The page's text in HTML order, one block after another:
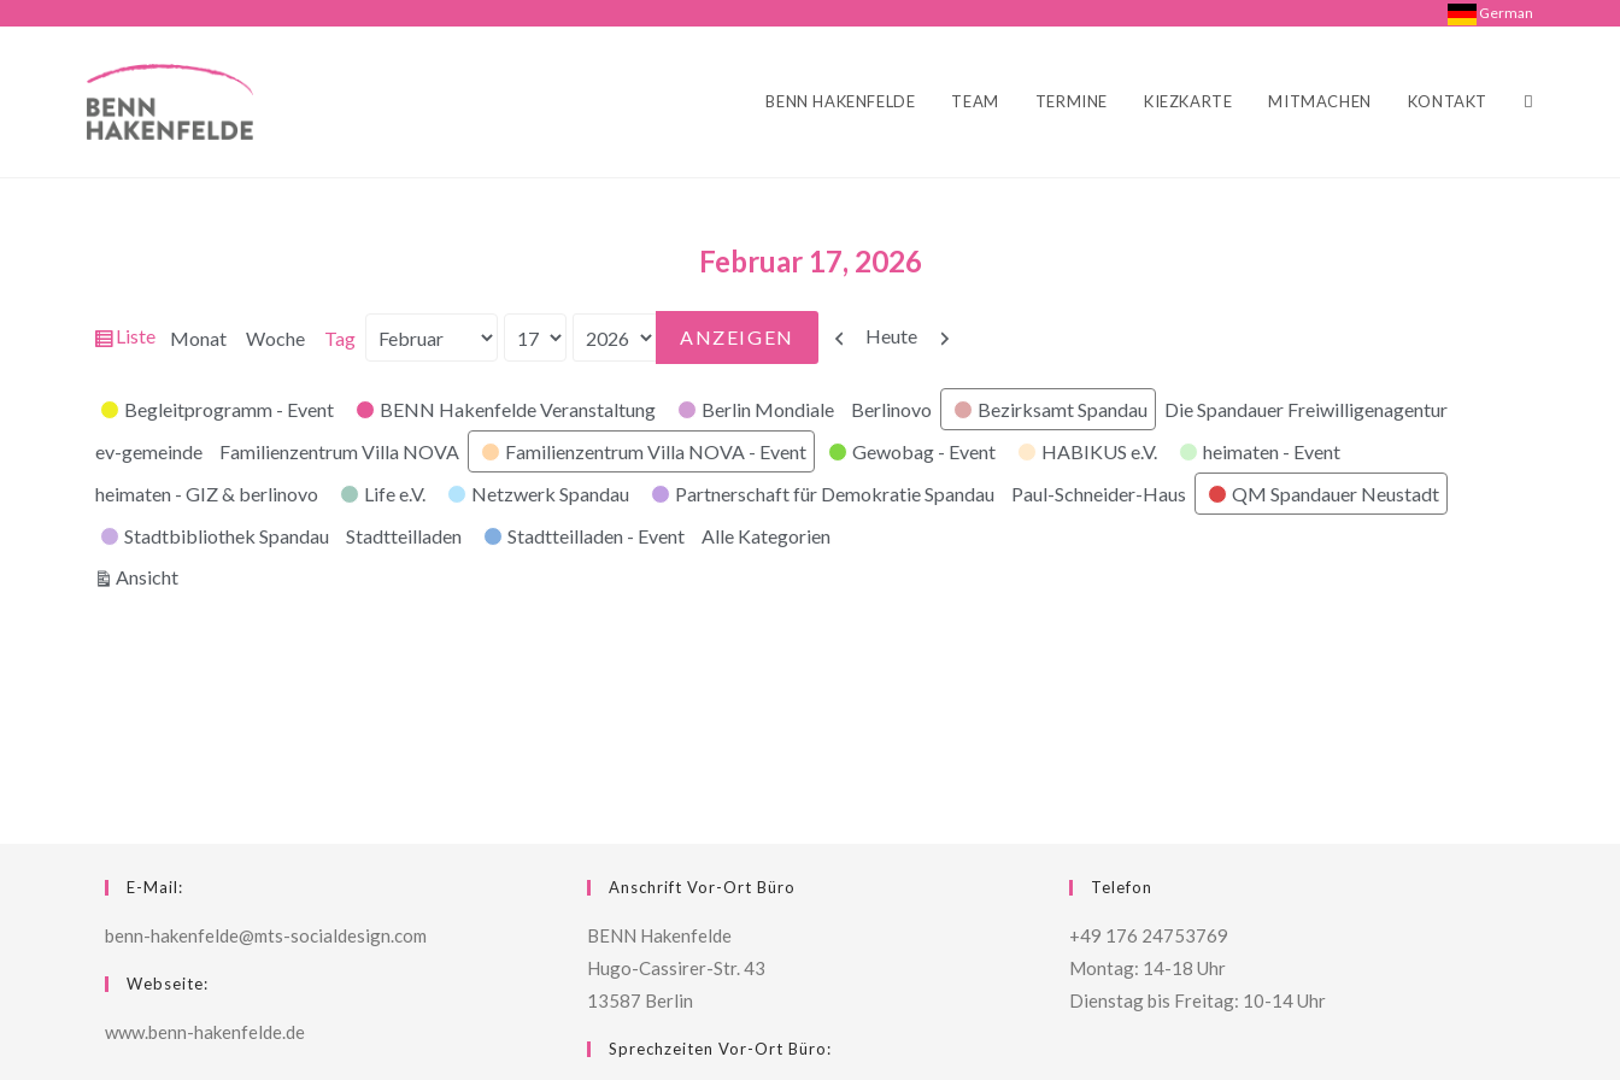
German
BENN HAKENFELDE TEAM TERMINE KIEZKARTE MITMACHEN KONTAKT
Februar 17, 2026
Ansicht
Liste Monat Woche Tag
Monat
Tag
Jahr
Zurück
Heute Weiter
Kategorien
Begleitprogramm - Event BENN Hakenfelde Veranstaltung Berlin Mondiale Berlinovo Bezirksamt Spandau
Die Spandauer Freiwilligenagentur
ev-gemeinde
Familienzentrum Villa NOVA Familienzentrum Villa NOVA - Event Gewobag - Event HABIKUS e.V.
heimaten - Event
heimaten - GIZ & berlinovo
Life e.V. Netzwerk Spandau Partnerschaft für Demokratie Spandau Paul-Schneider-Haus
QM Spandauer Neustadt
Stadtbibliothek Spandau
Stadtteilladen Stadtteilladen - Event
Alle Kategorien
Ansichtausdrucken
E-Mail:
benn-hakenfelde@mts-socialdesign.com
Webseite:
www.benn-hakenfelde.de
Anschrift Vor-Ort Büro
BENN Hakenfelde
Hugo-Cassirer-Str. 43
13587 Berlin
Sprechzeiten Vor-Ort Büro:
Telefon
+49 176 24753769
Montag: 14-18 Uhr
Dienstag bis Freitag: 10-14 Uhr